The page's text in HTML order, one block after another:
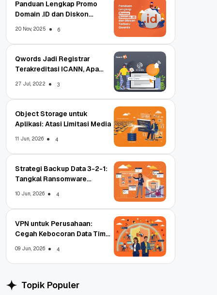
Panduan Lengkap Promo
Domain .ID dan Diskon
20 Nov, 2025 6
Qwords Jadi Registrar
Terakreditasi ICANN, Apa
27 Jul, 2022 3
Object Storage untuk
Aplikasi: Atasi Limitasi Media
11 Jun, 2026 4
Strategi Backup Data 3-2-1:
Tangkal Ransomware
10 Jun, 2026 4
VPN untuk Perusahaan:
Cegah Kebocoran Data Tim
09 Jun, 2026 4
Topik Populer